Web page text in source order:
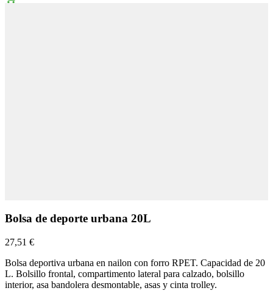
Bolsa de deporte urbana 20L
27,51 €
Bolsa deportiva urbana en nailon con forro RPET. Capacidad de 20
L. Bolsillo frontal, compartimento lateral para calzado, bolsillo
interior, asa bandolera desmontable, asas y cinta trolley.